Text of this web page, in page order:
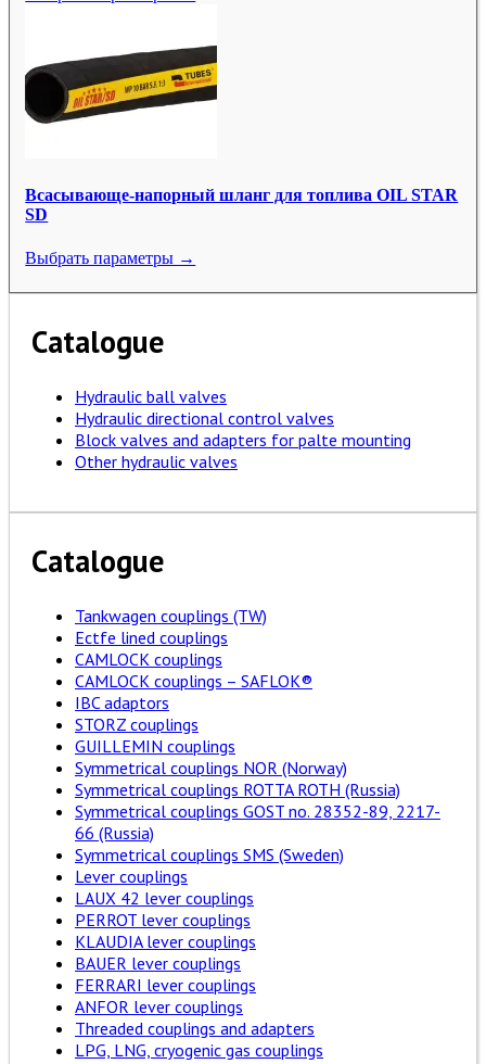
Всасывающе-напорный шланг для топлива OIL STAR
SD
Выбрать параметры →
Catalogue
Hydraulic ball valves
Hydraulic directional control valves
Block valves and adapters for palte mounting
Other hydraulic valves
Catalogue
Tankwagen couplings (TW)
Ectfe lined couplings
CAMLOCK couplings
CAMLOCK couplings – SAFLOK®
IBC adaptors
STORZ couplings
GUILLEMIN couplings
Symmetrical couplings NOR (Norway)
Symmetrical couplings ROTTA ROTH (Russia)
Symmetrical couplings GOST no. 28352-89, 2217-
66 (Russia)
Symmetrical couplings SMS (Sweden)
Lever couplings
LAUX 42 lever couplings
PERROT lever couplings
KLAUDIA lever couplings
BAUER lever couplings
FERRARI lever couplings
ANFOR lever couplings
Threaded couplings and adapters
LPG, LNG, cryogenic gas couplings